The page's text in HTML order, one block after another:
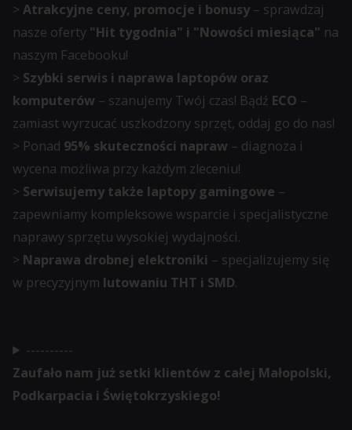
>Atrakcyjne ceny, promocje i bonusy – sprawdzaj
nasze oferty "Hit tygodnia" i "Nowości miesiąca" na
naszym Facebooku!
> Szybki serwis i naprawa laptopów oraz
komputerów – szanujemy Twój czas! Bądź ECO –
zamiast wyrzucać uszkodzony sprzęt, oddaj go do nas!
> Ponad 95% skuteczności napraw – diagnoza i
wycena możliwa przy każdym zleceniu!
> Serwisujemy także laptopy gamingowe –
zapewniamy kompleksowe wsparcie i specjalistyczne
naprawy sprzętu wysokiej wydajności.
> Naprawa drobnej elektroniki – specjalizujemy się
w precyzyjnym lutowaniu THT i SMD.
----------
Zaufało nam już setki klientów z całej Małopolski,
Podkarpacia i Świętokrzyskiego!
Personalizacja
reklam
Określa,
czy
można
wyświetlać
spersonalizowane
reklamy
podstawie
zachowań
wykorzystując
tym
którą
witryny
muszą
uzyskać
od
użytkowników
przed
użyciem
ciasteczek
gromadzących
dane
osobowe.
Przepisy
GDPR
wymagają,
aby